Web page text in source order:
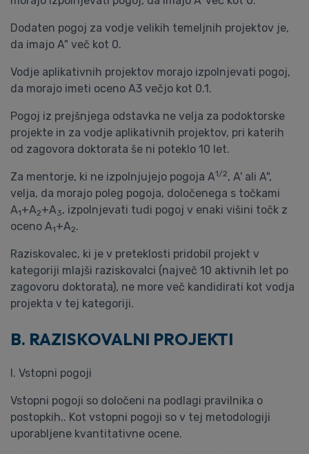
Dodaten pogoj za vodje velikih temeljnih projektov je,
da imajo A" več kot 0.
Vodje aplikativnih projektov morajo izpolnjevati pogoj,
da morajo imeti oceno A3 večjo kot 0.1.
Pogoj iz prejšnjega odstavka ne velja za podoktorske
projekte in za vodje aplikativnih projektov, pri katerih
od zagovora doktorata še ni poteklo 10 let.
Za mentorje, ki ne izpolnjujejo pogoja A1/2, A' ali A",
velja, da morajo poleg pogoja, določenega s točkami
A1+A2+A3, izpolnjevati tudi pogoj v enaki višini točk z
oceno A1+A2.
Raziskovalec, ki je v preteklosti pridobil projekt v
kategoriji mlajši raziskovalci (največ 10 aktivnih let po
zagovoru doktorata), ne more več kandidirati kot vodja
projekta v tej kategoriji.
B. RAZISKOVALNI PROJEKTI
I. Vstopni pogoji
Vstopni pogoji so določeni na podlagi pravilnika o
postopkih.. Kot vstopni pogoji so v tej metodologiji
uporabljene kvantitativne ocene.